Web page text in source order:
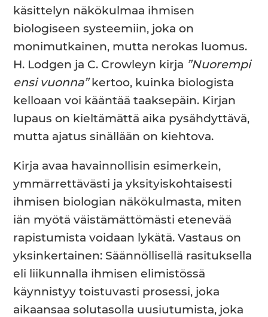
käsittelyn näkökulmaa ihmisen
biologiseen systeemiin, joka on
monimutkainen, mutta nerokas luomus.
H. Lodgen ja C. Crowleyn kirja ”Nuorempi
ensi vuonna” kertoo, kuinka biologista
kelloaan voi kääntää taaksepäin. Kirjan
lupaus on kieltämättä aika pysähdyttävä,
mutta ajatus sinällään on kiehtova.
Kirja avaa havainnollisin esimerkein,
ymmärrettävästi ja yksityiskohtaisesti
ihmisen biologian näkökulmasta, miten
iän myötä väistämättömästi etenevää
rapistumista voidaan lykätä. Vastaus on
yksinkertainen: Säännöllisellä rasituksella
eli liikunnalla ihmisen elimistössä
käynnistyy toistuvasti prosessi, joka
aikaansaa solutasolla uusiutumista, joka